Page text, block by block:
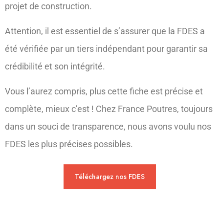
projet de construction.
Attention, il est essentiel de s’assurer que la FDES a
été vérifiée par un tiers indépendant pour garantir sa
crédibilité et son intégrité.
Vous l’aurez compris, plus cette fiche est précise et
complète, mieux c’est ! Chez France Poutres, toujours
dans un souci de transparence, nous avons voulu nos
FDES les plus précises possibles.
Téléchargez nos FDES